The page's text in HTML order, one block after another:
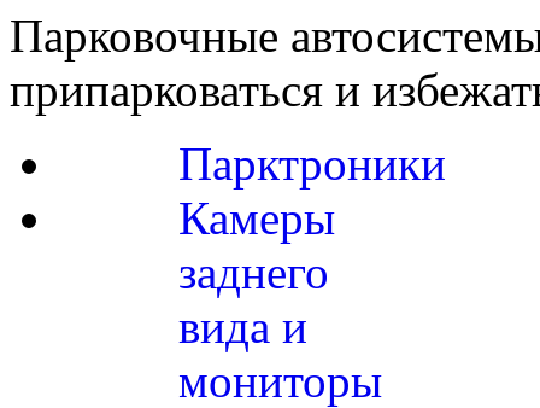
Парковочные
припарковаться и
Парктроники
Камеры
заднего
вида и
мониторы